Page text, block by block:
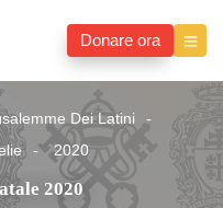
Donare ora
Dei Latini
2020
2020